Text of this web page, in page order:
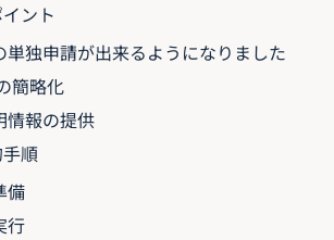
ント
独申請が出来るようになりました
簡略化
報の提供
順
備
行